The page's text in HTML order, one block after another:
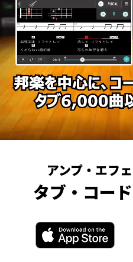
アンプ・エフ
タブ・コー